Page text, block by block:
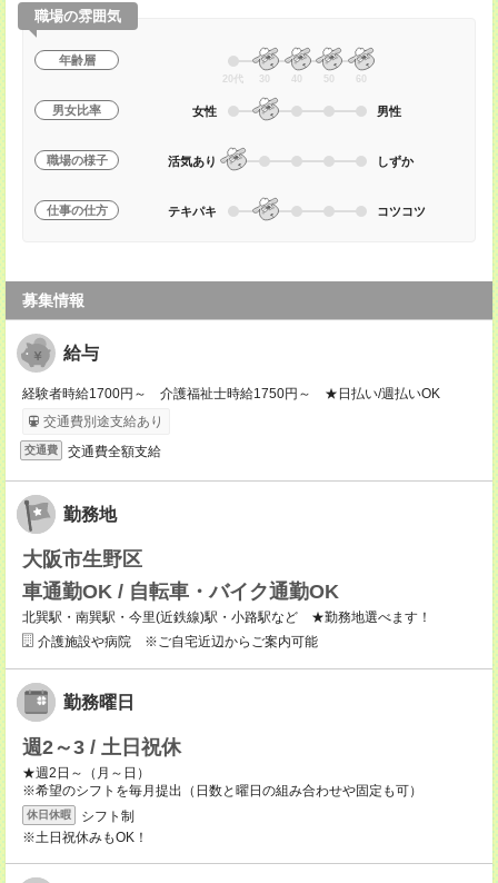
職場の雰囲気
年齢層
20代 30 40 50 60
男女比率 女性 男性
職場の様子 活気あり しずか
仕事の仕方 テキパキ コツコツ
募集情報
給与
経験者時給1700円～ 介護福祉士時給1750円～ ★日払い/週払いOK
交通費別途支給あり
交通費 交通費全額支給
勤務地
大阪市生野区
車通勤OK / 自転車・バイク通勤OK
北巽駅・南巽駅・今里(近鉄線)駅・小路駅など ★勤務地選べます！
介護施設や病院 ※ご自宅近辺からご案内可能
勤務曜日
週2～3 / 土日祝休
★週2日～（月～日）
※希望のシフトを毎月提出（日数と曜日の組み合わせや固定も可）
休日休暇
シフト制
※土日祝休みもOK！